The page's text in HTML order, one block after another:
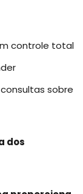
controle total
sobre
dos